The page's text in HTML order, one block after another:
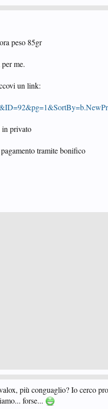
peso 85gr
me.
un link:
in privato
tramite bonifico
più conguaglio? Io cerco
forse...